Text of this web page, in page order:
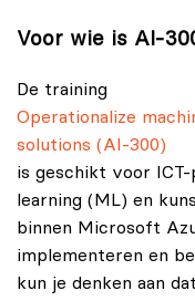
Voor wie is
De training
Operationalize
solutions (AI-300)
is geschikt voor
learning (ML) en
binnen Microsoft
implementeren en
kun je denken aan